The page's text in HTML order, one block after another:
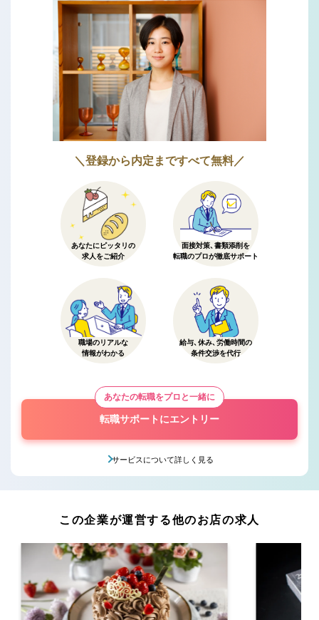
＼登録から内定まですべて無料／
あなたにピッタリの
求人をご紹介
面接対策、書類添削を
転職のプロが徹底サポート
職場のリアルな
情報がわかる
給与、休み、労働時間の
条件交渉を代行
あなたの転職をプロと一緒に
転職サポートにエントリー
サービスについて詳しく見る
この企業が運営する他のお店の求人